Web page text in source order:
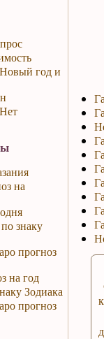
год и
на
знаку
прогноз
на год
Зодиака
прогноз